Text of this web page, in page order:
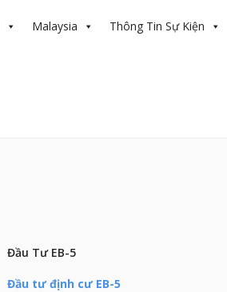
Malaysia Thông Tin Sự Kiện
Đầu Tư EB-5
Đầu tư định cư EB-5